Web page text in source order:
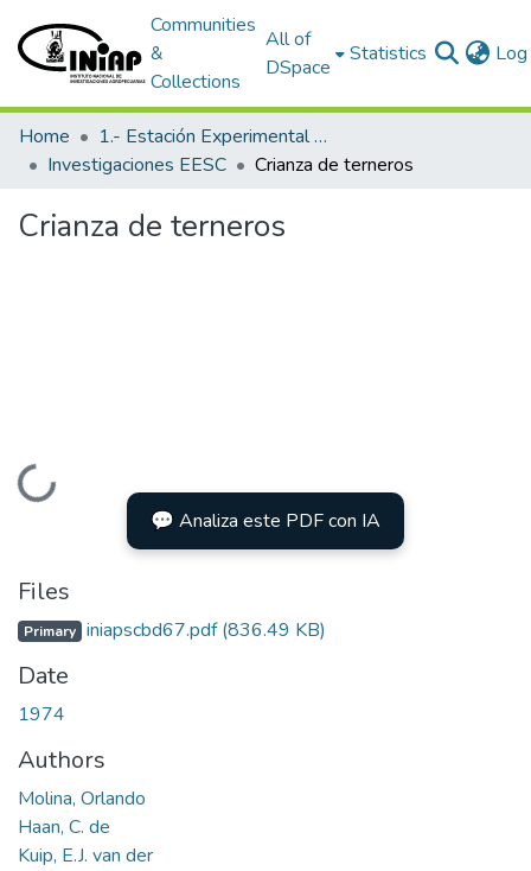
Communities
&
Collections
All of
DSpace
Statistics
Home
1.- Estación Experimental Santa Catalina
Investigaciones EESC
Crianza de terneros
Crianza de terneros
Loading...
💬 Analiza este PDF con IA
Files
Primary iniapscbd67.pdf(836.49 KB)
Date
1974
Authors
Molina, Orlando
Haan, C. de
Kuip, E.J. van der